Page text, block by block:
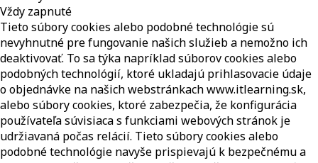
Vždy zapnuté
Tieto súbory cookies alebo podobné technológie sú
nevyhnutné pre fungovanie našich služieb a nemožno ich
deaktivovať. To sa týka napríklad súborov cookies alebo
podobných technológií, ktoré ukladajú prihlasovacie údaje
o objednávke na našich webstránkach www.itlearning.sk,
alebo súbory cookies, ktoré zabezpečia, že konfigurácia
používateľa súvisiaca s funkciami webových stránok je
udržiavaná počas relácií. Tieto súbory cookies alebo
podobné technológie navyše prispievajú k bezpečnému a